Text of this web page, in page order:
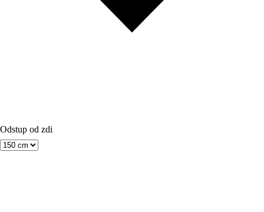
Odstup od zdi